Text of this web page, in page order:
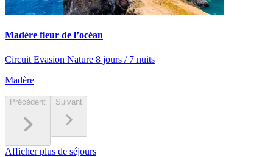
Madère fleur de l’océan
Circuit Evasion Nature 8 jours / 7 nuits
Madère
Précédent Suivant
Afficher plus de séjours